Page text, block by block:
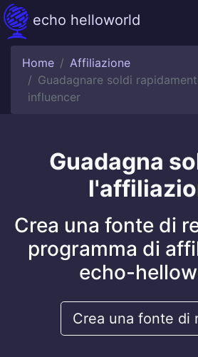
echo helloworld
Home
Affiliazione
Guadagnare soldi
influencer
Guadagna
Crea una fonte di
programma di
echo-
Crea una fonte di